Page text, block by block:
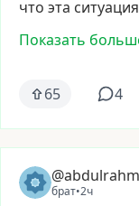
что эта ситуация
Показать
65 4
брат•2ч